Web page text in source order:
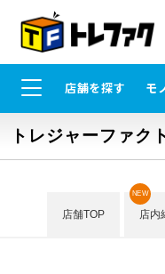
店舗を探す モ
トレジャーファク
店舗TOP 店内
NEW